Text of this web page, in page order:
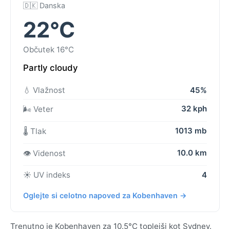
🇩🇰 Danska
22°C
Občutek 16°C
Partly cloudy
💧 Vlažnost
45%
🌬️ Veter
32 kph
🌡️ Tlak 1013 mb
👁️ Videnost 10.0 km
☀️ UV indeks 4
Oglejte si celotno napoved za Kobenhaven →
Trenutno je Kobenhaven za 10.5°C toplejši kot Sydney.